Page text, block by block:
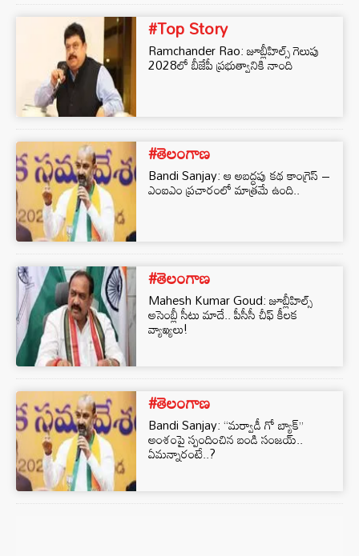
#Top Story
Ramchander Rao: జూబ్లీహిల్స్ గెలుపు
2028లో బీజేపీ ప్రభుత్వానికి నాంది
#తెలంగాణ
Bandi Sanjay: ఆ అబద్ధపు కథ కాంగ్రెస్ –
ఎంఐఎం ప్రచారంలో మాత్రమే ఉంది..
#తెలంగాణ
Mahesh Kumar Goud: జూబ్లీహిల్స్
అసెంబ్లీ సీటు మాదే.. పీసీసీ చీఫ్ కీలక
వ్యాఖ్యలు!
#తెలంగాణ
Bandi Sanjay: “మర్వాడీ గో బ్యాక్‌”
అంశంపై స్పందించిన బండి సంజయ్..
ఏమన్నారంటే..?